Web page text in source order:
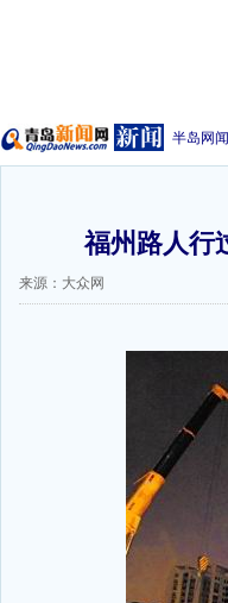
半岛网闻
福州路人行
来源：大众网